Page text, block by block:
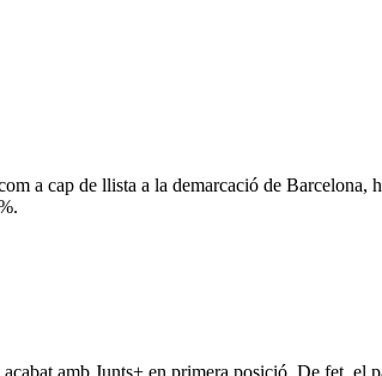
a cap de llista a la demarcació de Barcelona,
amb Junts+ en primera posició. De fet, el